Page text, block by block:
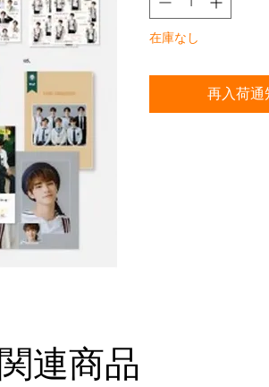
在庫なし
再入荷通
関連商品